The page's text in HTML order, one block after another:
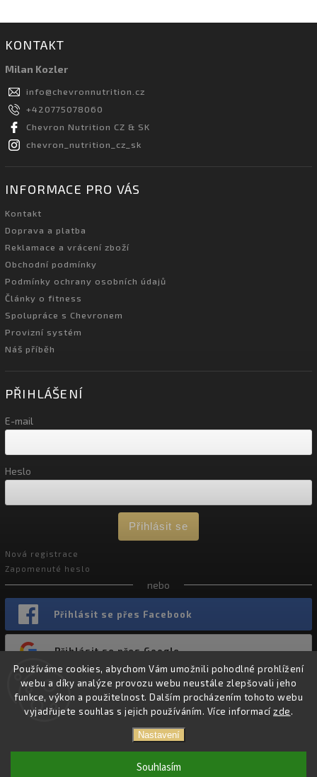
Používáme cookies, abychom Vám umožnili pohodlné prohlížení
webu a díky analýze provozu webu neustále zlepšovali jeho
funkce, výkon a použitelnost. Dalším procházením tohoto webu
vyjadřujete souhlas s jejich používáním. Více informacízde.
Nastavení
Souhlasím
KONTAKT
Milan Kozler
info@chevronnutrition.cz
+420775078060
Chevron Nutrition CZ & SK
chevron_nutrition_cz_sk
INFORMACE PRO VÁS
Kontakt
Doprava a platba
Reklamace a vrácení zboží
Obchodní podmínky
Podmínky ochrany osobních údajů
Články o fitness
Spolupráce s Chevronem
Provizní systém
Náš příběh
PŘIHLÁŠENÍ
E-mail
Heslo
Přihlásit se
Nová registrace
Zapomenuté heslo
nebo
Přihlásit se přes Facebook
Přihlásit se přes Google
Chevron Nutrition. Všechna práva vyhrazena.
Shoptet